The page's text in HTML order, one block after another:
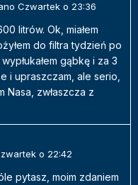
Czwartek o 23:36
litrów. Ok, miałem
do filtra tydzień po
gąbkę i za 3
i upraszczam, ale serio,
Nasa, zwłaszcza z
o 22:42
pytasz, moim zdaniem